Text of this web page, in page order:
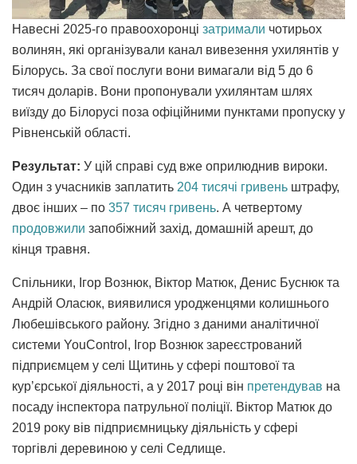
Навесні 2025-го правоохоронці затримали чотирьох
волинян, які організували канал вивезення ухилянтів у
Білорусь. За свої послуги вони вимагали від 5 до 6
тисяч доларів. Вони пропонували ухилянтам шлях
виїзду до Білорусі поза офіційними пунктами пропуску у
Рівненській області.
Результат: У цій справі суд вже оприлюднив вироки.
Один з учасників заплатить 204 тисячі гривень штрафу,
двоє інших – по 357 тисяч гривень. А четвертому
продовжили запобіжний захід, домашній арешт, до
кінця травня.
Спільники, Ігор Вознюк, Віктор Матюк, Денис Буснюк та
Андрій Оласюк, виявилися уродженцями колишнього
Любешівського району. Згідно з даними аналітичної
системи YouControl, Ігор Вознюк зареєстрований
підприємцем у селі Щитинь у сфері поштової та
кур’єрської діяльності, а у 2017 році він претендував на
посаду інспектора патрульної поліції. Віктор Матюк до
2019 року вів підприємницьку діяльність у сфері
торгівлі деревиною у селі Седлище.